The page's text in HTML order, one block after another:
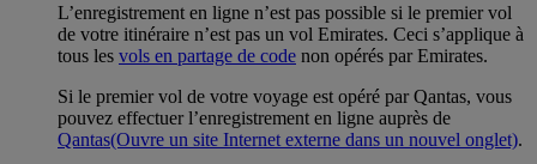
L’enregistrement en ligne n’est pas possible si le premier vol
de votre itinéraire n’est pas un vol Emirates. Ceci s’applique à
tous les vols en partage de code non opérés par Emirates.
Si le premier vol de votre voyage est opéré par Qantas, vous
pouvez effectuer l’enregistrement en ligne auprès de
Qantas(Ouvre un site Internet externe dans un nouvel onglet).